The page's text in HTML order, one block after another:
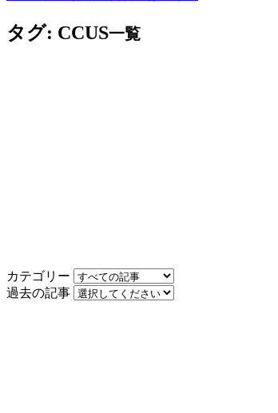
タグ: CCUS一覧
カテゴリー
過去の記事